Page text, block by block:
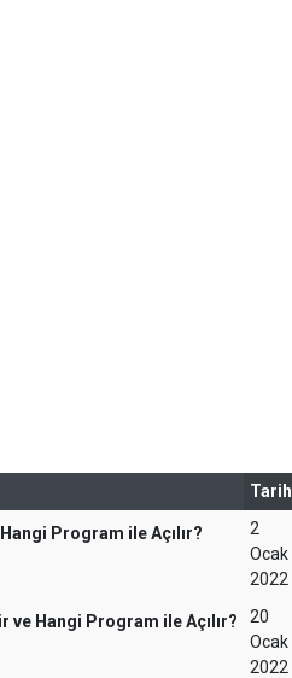
Tarih
Program ile Açılır?
2
Ocak
2022
ve Hangi Program ile Açılır?
20
Ocak
2022